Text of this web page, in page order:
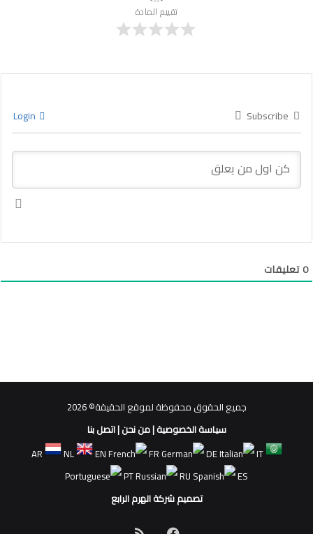
تقييم المادة
Subscribe
0تعليقات
جميع الحقوق محفوظة لموقع الحقيقة© 2026
سياسة الخصوصية|من نحن|اتصل بنا
AR
NL EN FR DE
IT
PT
RU
ES
تصميم شركة الهرم الرابع